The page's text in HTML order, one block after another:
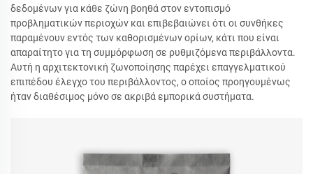
δεδομένων για κάθε ζώνη βοηθά στον εντοπισμό
προβληματικών περιοχών και επιβεβαιώνει ότι οι συνθήκες
παραμένουν εντός των καθορισμένων ορίων, κάτι που είναι
απαραίτητο για τη συμμόρφωση σε ρυθμιζόμενα περιβάλλοντα.
Αυτή η αρχιτεκτονική ζωνοποίησης παρέχει επαγγελματικού
επιπέδου έλεγχο του περιβάλλοντος, ο οποίος προηγουμένως
ήταν διαθέσιμος μόνο σε ακριβά εμπορικά συστήματα.